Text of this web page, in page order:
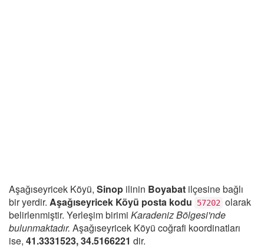
Aşağıseyricek Köyü, Sinop ilinin Boyabat ilçesine bağlı
bir yerdir. Aşağıseyricek Köyü posta kodu 57202 olarak
belirlenmiştir. Yerleşim birimi Karadeniz Bölgesi'nde
bulunmaktadır. Aşağıseyricek Köyü coğrafi koordinatları
ise, 41.3331523, 34.5166221 dir.